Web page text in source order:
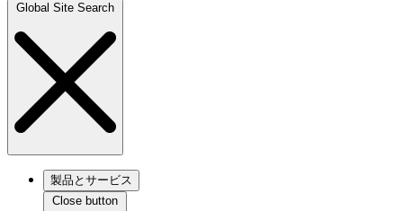
Global Site Search
製品とサービス
Close button